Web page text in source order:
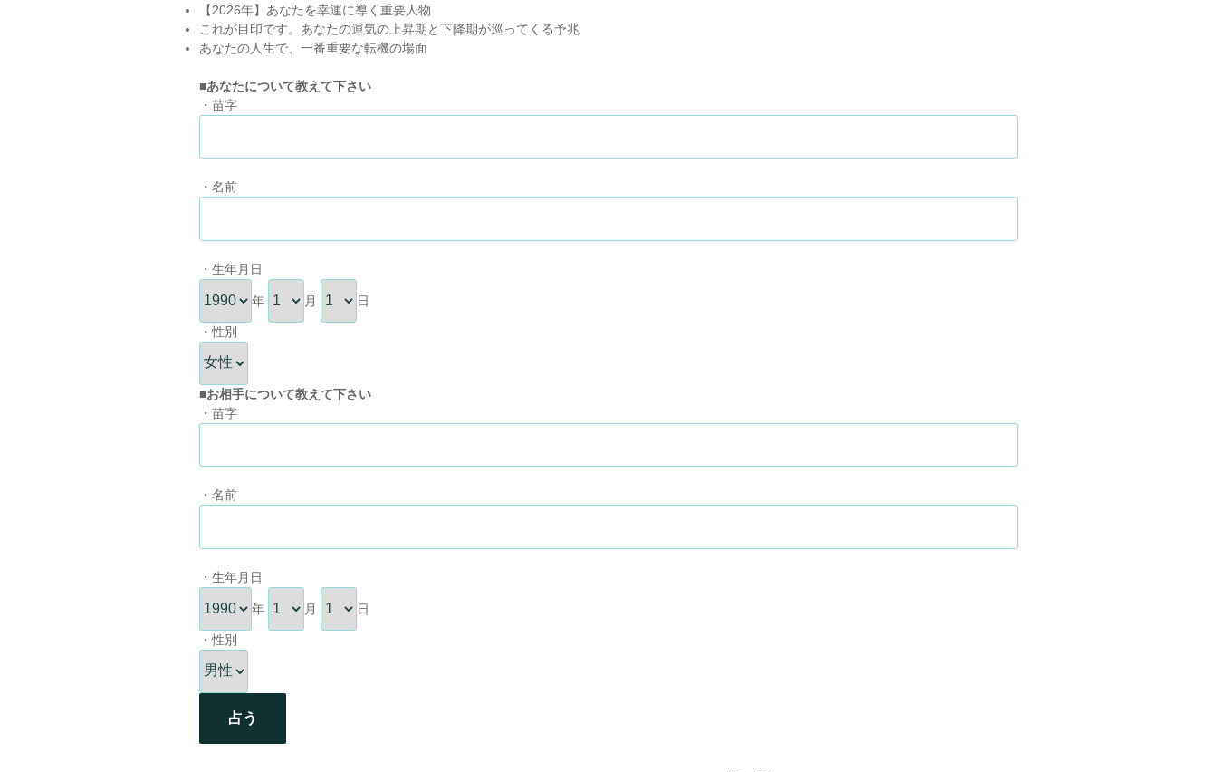
【2026年】あなたを幸運に導く重要人物
これが目印です。あなたの運気の上昇期と下降期が巡ってくる予兆
あなたの人生で、一番重要な転機の場面
■あなたについて教えて下さい
・苗字
・名前
・生年月日
年 月 日
・性別
■お相手について教えて下さい
・苗字
・名前
・生年月日
年 月 日
・性別
占う